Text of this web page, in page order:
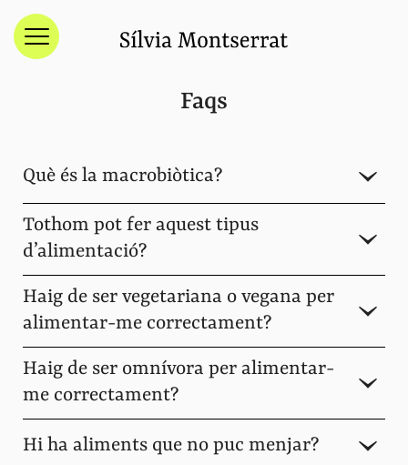
Menú
Faqs
Què és la macrobiòtica?
Tothom pot fer aquest tipus
d’alimentació?
Haig de ser vegetariana o vegana per
alimentar-me correctament?
Haig de ser omnívora per alimentar-
me correctament?
Hi ha aliments que no puc menjar?